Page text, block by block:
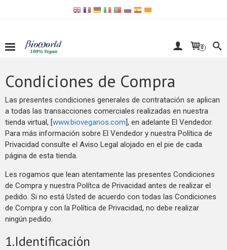
0
Condiciones de Compra
Las presentes condiciones generales de contratación se aplican
a todas las transacciones comerciales realizadas en nuestra
tienda virtual, [www.bioveganos.com], en adelante El Vendedor.
Para más información sobre El Vendedor y nuestra Política de
Privacidad consulte el Aviso Legal alojado en el pie de cada
página de esta tienda.
Les rogamos que lean atentamente las presentes Condiciones
de Compra y nuestra Polítca de Privacidad antes de realizar el
pedido. Si no está Usted de acuerdo con todas las Condiciones
de Compra y con la Política de Privacidad, no debe realizar
ningún pedido.
1.Identificación